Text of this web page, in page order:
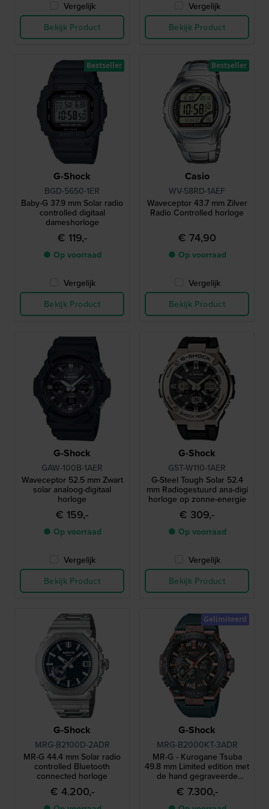
Vergelijk
Bekijk Product
Vergelijk
Bekijk Product
G-Shock
BGD-5650-1ER
Baby-G 37.9 mm Solar radio
controlled digitaal
dameshorloge
€ 119,-
● Op voorraad
Vergelijk
Bekijk Product
Bestseller
Casio
WV-58RD-1AEF
Waveceptor 43.7 mm Zilver
Radio Controlled horloge
€ 74,90
● Op voorraad
Vergelijk
Bekijk Product
Bestseller
G-Shock
GAW-100B-1AER
Waveceptor 52.5 mm Zwart
solar analoog-digitaal
horloge
€ 159,-
● Op voorraad
Vergelijk
Bekijk Product
G-Shock
GST-W110-1AER
G-Steel Tough Solar 52.4
mm Radiogestuurd ana-digi
horloge op zonne-energie
€ 309,-
● Op voorraad
Vergelijk
Bekijk Product
G-Shock
MRG-B2100D-2ADR
MR-G 44.4 mm Solar radio
controlled Bluetooth
connected horloge
€ 4.200,-
G-Shock
MRG-B2000KT-3ADR
MR-G - Kurogane Tsuba
49.8 mm Limited edition met
de hand gegraveerde
titanium chronograaf met
radiobesturing
€ 7.300,-
Gelimiteerd